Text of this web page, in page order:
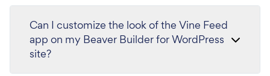
Can I customize the look of the Vine Feed
app on my Beaver Builder for WordPress
site?